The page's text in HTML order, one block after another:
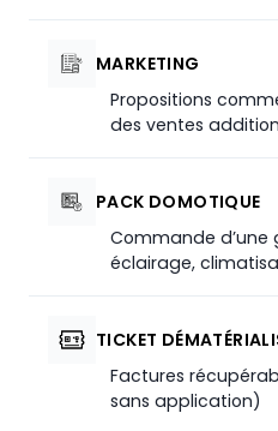
MARKETING
Propositions
des ventes
PACK DOMOTIQUE
Commande d’une
éclairage,
TICKET
Factures
sans application)